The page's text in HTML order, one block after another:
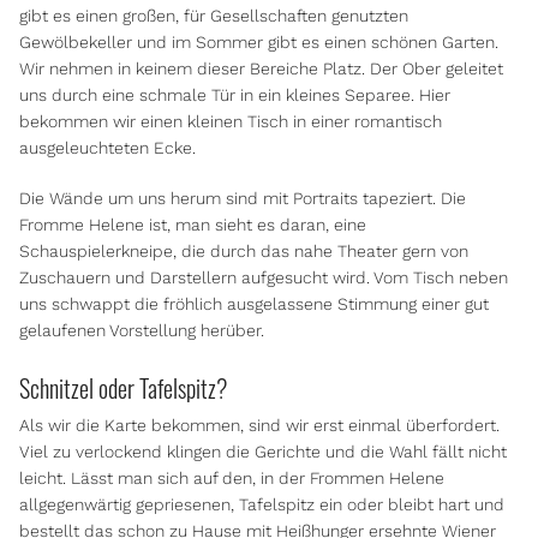
gibt es einen großen, für Gesellschaften genutzten
Gewölbekeller und im Sommer gibt es einen schönen Garten.
Wir nehmen in keinem dieser Bereiche Platz. Der Ober geleitet
uns durch eine schmale Tür in ein kleines Separee. Hier
bekommen wir einen kleinen Tisch in einer romantisch
ausgeleuchteten Ecke.
Die Wände um uns herum sind mit Portraits tapeziert. Die
Fromme Helene ist, man sieht es daran, eine
Schauspielerkneipe, die durch das nahe Theater gern von
Zuschauern und Darstellern aufgesucht wird. Vom Tisch neben
uns schwappt die fröhlich ausgelassene Stimmung einer gut
gelaufenen Vorstellung herüber.
Schnitzel oder Tafelspitz?
Als wir die Karte bekommen, sind wir erst einmal überfordert.
Viel zu verlockend klingen die Gerichte und die Wahl fällt nicht
leicht. Lässt man sich auf den, in der Frommen Helene
allgegenwärtig gepriesenen, Tafelspitz ein oder bleibt hart und
bestellt das schon zu Hause mit Heißhunger ersehnte Wiener